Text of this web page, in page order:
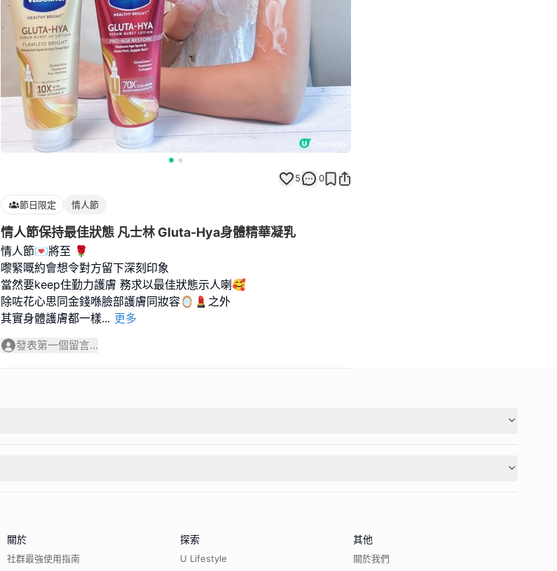
5 0
節日限定 情人節
情人節保持最佳狀態 凡士林 Gluta-Hya身體精華凝乳
情人節💌將至 🌹
嚟緊嘅約會想令對方留下深刻印象
當然要keep住勤力護膚 務求以最佳狀態示人喇🥰
除咗花心思同金錢喺臉部護膚同妝容🪞💄之外
其實身體護膚都一樣... 更多
發表第一個留言...
關於
社群最強使用指南
探索
U Lifestyle
其他
關於我們